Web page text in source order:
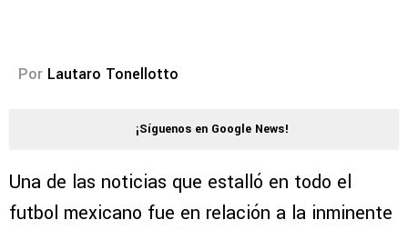
Por Lautaro Tonellotto
¡Síguenos en Google News!
Una de las noticias que estalló en todo el
futbol mexicano fue en relación a la inminente